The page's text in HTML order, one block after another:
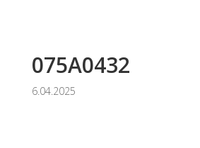
075A0432
6.04.2025